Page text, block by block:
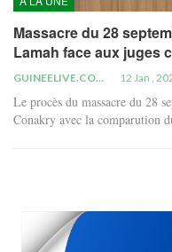
Massacre du 28
Lamah face aux juges
GUINEELIVE.COM 12 Jan ,
Le procès du massacre du 28
Conakry avec la comparution